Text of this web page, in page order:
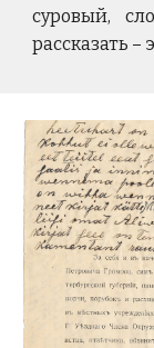
суровый,
рассказать –